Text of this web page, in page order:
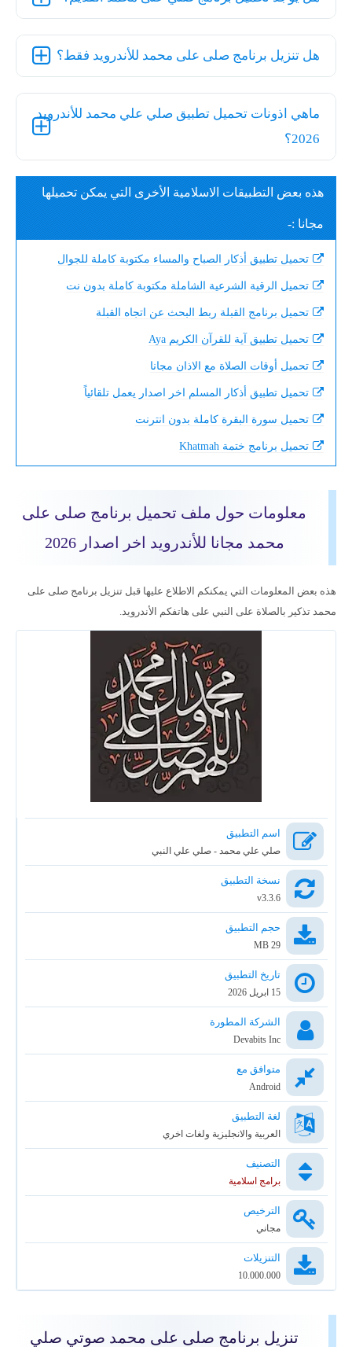
هل تنزيل برنامج صلى على محمد للأندرويد فقط؟
ماهي اذونات تحميل تطبيق صلي علي محمد للأندرويد
2026؟
هذه بعض التطبيقات الاسلامية الأخرى التي يمكن تحميلها
مجانا :-
تحميل تطبيق أذكار الصباح والمساء مكتوبة كاملة للجوال
تحميل الرقية الشرعية الشاملة مكتوبة كاملة بدون نت
تحميل برنامج القبلة ربط البحث عن اتجاه القبلة
تحميل تطبيق آية للقرآن الكريم Aya
تحميل أوقات الصلاة مع الاذان مجانا
تحميل تطبيق أذكار المسلم اخر اصدار يعمل تلقائياً
تحميل سورة البقرة كاملة بدون انترنت
تحميل برنامج ختمة Khatmah
معلومات حول ملف تحميل برنامج صلى على
محمد مجانا للأندرويد اخر اصدار 2026
هذه بعض المعلومات التي يمكنكم الاطلاع عليها قبل تنزيل برنامج صلى على
محمد تذكير بالصلاة على النبي على هاتفكم الأندرويد.
اسم التطبيق
صلي علي محمد - صلي علي النبي
نسخة التطبيق
v3.3.6
حجم التطبيق
29 MB
تاريخ التطبيق
15 ابريل 2026
الشركة المطورة
Devabits Inc
متوافق مع
Android
لغة التطبيق
العربية والانجليزية ولغات اخري
التصنيف
برامج اسلامية
الترخيص
مجاني
التنزيلات
10.000.000
تنزيل برنامج صلى على محمد صوتي صلي